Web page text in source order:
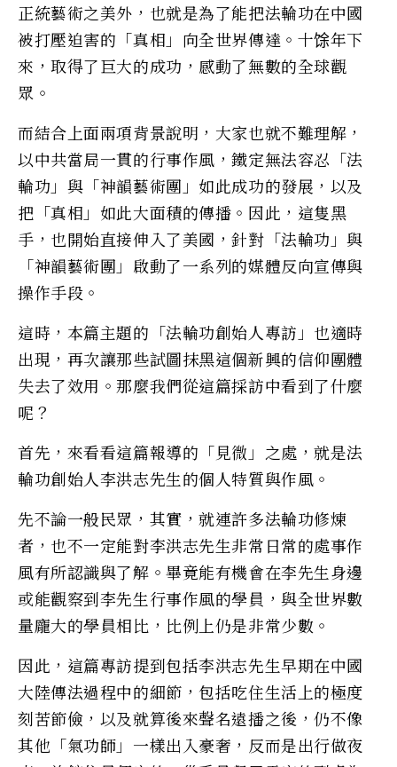
正統藝術之美外，也就是為了能把法輪功在中國
被打壓迫害的「真相」向全世界傳達。十馀年下
來，取得了巨大的成功，感動了無數的全球觀
眾。
而結合上面兩項背景說明，大家也就不難理解，
以中共當局一貫的行事作風，鐵定無法容忍「法
輪功」與「神韻藝術團」如此成功的發展，以及
把「真相」如此大面積的傳播。因此，這隻黑
手，也開始直接伸入了美國，針對「法輪功」與
「神韻藝術團」啟動了一系列的媒體反向宣傳與
操作手段。
這時，本篇主題的「法輪功創始人專訪」也適時
出現，再次讓那些試圖抹黑這個新興的信仰團體
失去了效用。那麼我們從這篇採訪中看到了什麼
呢？
首先，來看看這篇報導的「見微」之處，就是法
輪功創始人李洪志先生的個人特質與作風。
先不論一般民眾，其實，就連許多法輪功修煉
者，也不一定能對李洪志先生非常日常的處事作
風有所認識與了解。畢竟能有機會在李先生身邊
或能觀察到李先生行事作風的學員，與全世界數
量龐大的學員相比，比例上仍是非常少數。
因此，這篇專訪提到包括李洪志先生早期在中國
大陸傳法過程中的細節，包括吃住生活上的極度
刻苦節儉，以及就算後來聲名遠播之後，仍不像
其他「氣功師」一樣出入豪奢，反而是出行做夜